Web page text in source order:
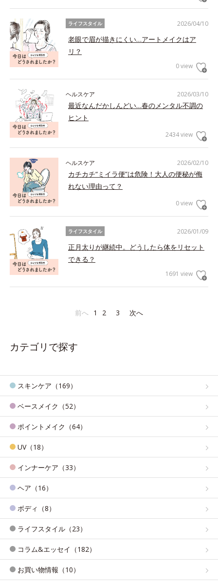
2026/04/10
ライフスタイル
老眼で眉が描きにくい…アートメイクはア
リ？
0 view
2026/03/10
ヘルスケア
最近なんだかしんどい…春のメンタル不調の
ヒント
2434 view
2026/02/10
ヘルスケア
カチカチ“ミイラ便”は危険！大人の便秘が侮
れない理由って？
0 view
2026/01/09
ライフスタイル
正月太りが継続中。どうしたら体をリセット
できる？
1691 view
前へ 1 2 3 次へ
カテゴリで探す
スキンケア（169）
ベースメイク（52）
ポイントメイク（64）
UV（18）
インナーケア（33）
ヘア（16）
ボディ（8）
ライフスタイル（23）
コラム&エッセイ（182）
お買い物情報（10）